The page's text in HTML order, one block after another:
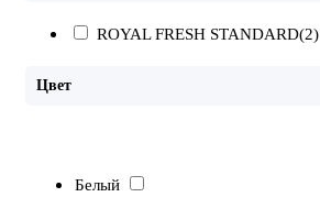
ROYAL FRESH STANDARD(2)
Цвет
Белый